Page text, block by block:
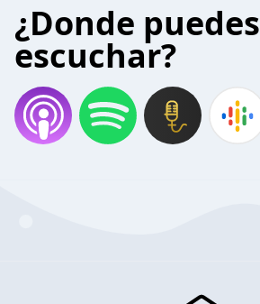
¿Donde puedes
escuchar?